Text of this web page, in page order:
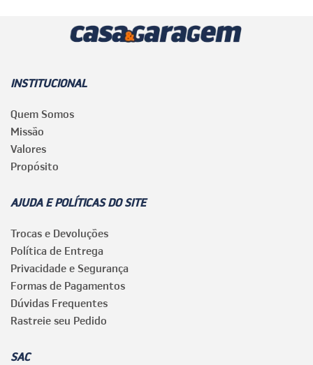
INSTITUCIONAL
Quem Somos
Missão
Valores
Propósito
AJUDA E POLÍTICAS DO SITE
Trocas e Devoluções
Política de Entrega
Privacidade e Segurança
Formas de Pagamentos
Dúvidas Frequentes
Rastreie seu Pedido
SAC